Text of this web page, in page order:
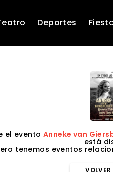
Deportes
el evento Anneke van
está
tenemos eventos